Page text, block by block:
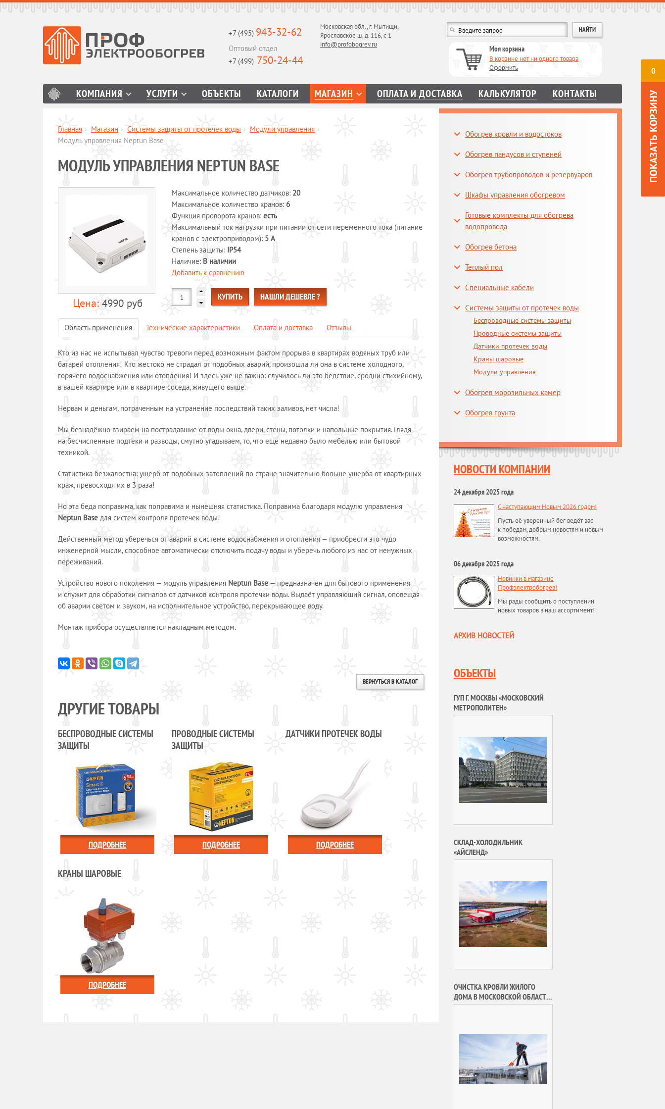
+7 (495) 943-32-62
Оптовый отдел
+7 (499) 750-24-44
Московская обл., г. Мытищи,
Ярославское ш, д. 116, с 1
info@profobogrev.ru
Моя корзина
В корзине нет ни одного товара
Оформить
КОМПАНИЯ УСЛУГИ ОБЪЕКТЫ КАТАЛОГИ МАГАЗИН ОПЛАТА И ДОСТАВКА КАЛЬКУЛЯТОР КОНТАКТЫ
Главная › Магазин › Системы защиты от протечек воды › Модули управления ›
Модуль управления Neptun Base
МОДУЛЬ УПРАВЛЕНИЯ NEPTUN BASE
4990 руб
Максимальное количество датчиков: 20
Максимальное количество кранов: 6
Функция проворота кранов: есть
Максимальный ток нагрузки при питании от сети переменного тока (питание
кранов с электроприводом): 5 А
Степень защиты: IP54
Наличие: В наличии
Добавить к сравнению
КУПИТЬ НАШЛИ ДЕШЕВЛЕ ?
Область применения Технические характеристики Оплата и доставка Отзывы
Кто из нас не испытывал чувство тревоги перед возможным фактом прорыва в квартирах водяных труб или
батарей отопления! Кто жестоко не страдал от подобных аварий, произошла ли она в системе холодного,
горячего водоснабжения или отопления! И здесь уже не важно: случилось ли это бедствие, сродни стихийному,
в вашей квартире или в квартире соседа, живущего выше.
Нервам и деньгам, потраченным на устранение последствий таких заливов, нет числа!
Мы безнадёжно взираем на пострадавшие от воды окна, двери, стены, потолки и напольные покрытия. Глядя
на бесчисленные подтёки и разводы, смутно угадываем, то, что ещё недавно было мебелью или бытовой
техникой.
Статистика безжалостна: ущерб от подобных затоплений по стране значительно больше ущерба от квартирных
краж, превосходя их в 3 раза!
Но эта беда поправима, как поправима и нынешняя статистика. Поправима благодаря модулю управления
Neptun Base для систем контроля протечек воды!
Действенный метод уберечься от аварий в системе водоснабжения и отопления — приобрести это чудо
инженерной мысли, способное автоматически отключить подачу воды и уберечь любого из нас от ненужных
переживаний.
Устройство нового поколения — модуль управления Neptun Base — предназначен для бытового применения
и служит для обработки сигналов от датчиков контроля протечки воды. Выдаёт управляющий сигнал, оповещая
об аварии светом и звуком, на исполнительное устройство, перекрывающее воду.
Монтаж прибора осуществляется накладным методом.
ВЕРНУТЬСЯ В КАТАЛОГ
ДРУГИЕ ТОВАРЫ
БЕСПРОВОДНЫЕ СИСТЕМЫ
ЗАЩИТЫ
ПОДРОБНЕЕ
ПРОВОДНЫЕ СИСТЕМЫ
ЗАЩИТЫ
ПОДРОБНЕЕ
ДАТЧИКИ ПРОТЕЧЕК ВОДЫ
ПОДРОБНЕЕ
КРАНЫ ШАРОВЫЕ
ПОДРОБНЕЕ
Обогрев кровли и водостоков
Обогрев пандусов и ступеней
Обогрев трубопроводов и резервуаров
Шкафы управления обогревом
Готовые комплекты для обогрева
водопровода
Обогрев бетона
Теплый пол
Специальные кабели
Системы защиты от протечек воды
Беспроводные системы защиты
Проводные системы защиты
Датчики протечек воды
Краны шаровые
Модули управления
Обогрев морозильных камер
Обогрев грунта
НОВОСТИ КОМПАНИИ
24 декабря 2025 года
С наступающим Новым 2026 годом!
Пусть её уверенный бег ведёт вас
к победам, добрым новостям и новым
возможностям.
06 декабря 2025 года
Новинки в магазине
Профэлектробогрев!
Мы рады сообщить о поступлении
новых товаров в наш ассортимент!
АРХИВ НОВОСТЕЙ
ОБЪЕКТЫ
ГУП Г. МОСКВЫ «МОСКОВСКИЙ
МЕТРОПОЛИТЕН»
СКЛАД-ХОЛОДИЛЬНИК
«АЙСЛЕНД»
ОЧИСТКА КРОВЛИ ЖИЛОГО
ДОМА В МОСКОВСКОЙ ОБЛАСТИ
ОТ СНЕГА И НАЛЕДИ
0